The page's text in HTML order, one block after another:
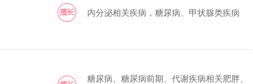
内分泌相关疾病，糖尿病、甲状腺类疾病
糖尿病、糖尿病前期、代谢疾病相关肥胖、